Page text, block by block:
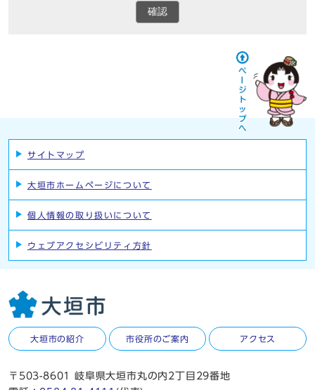
確認
サイトマップ
大垣市ホームページについて
個人情報の取り扱いについて
ウェブアクセシビリティ方針
大垣市の紹介 市役所のご案内 アクセス
〒503-8601 岐阜県大垣市丸の内2丁目29番地